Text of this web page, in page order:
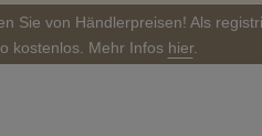
Sie von Händlerpreisen! Als
kostenlos. Mehr Infos hier.